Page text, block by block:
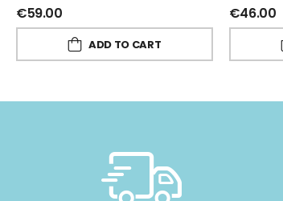
€59.00
ADD TO CART
€46.00